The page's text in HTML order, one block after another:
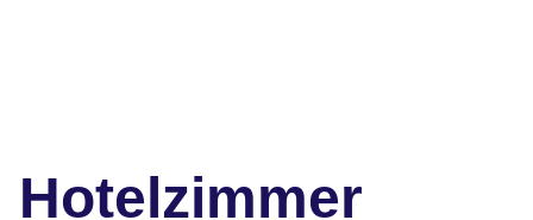
Hotelzimmer